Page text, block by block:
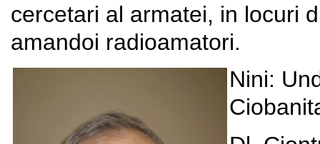
cercetari al armatei, in locuri
amandoi radioamatori.
Nini: